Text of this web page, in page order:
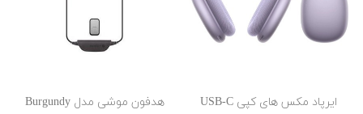
ایرپاد مکس های کپی USB-C هدفون موشی مدل Burgundy